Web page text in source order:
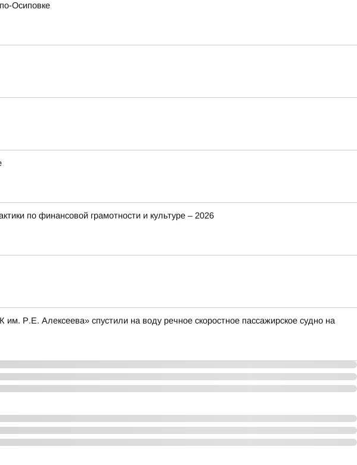
Осиповке
по финансовой грамотности и культуре – 2026
Р.Е. Алексеева» спустили на воду речное скоростное пассажирское судно на